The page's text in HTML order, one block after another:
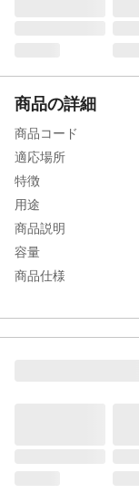
商品の詳細
商品コード
適応場所
特徴
用途
商品説明
容量
商品仕様
使用方法